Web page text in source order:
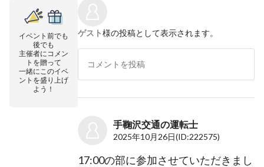
イベント前でも
後でも
主催者にコメン
トを贈って
一緒にこのイベ
ントを盛り上げ
よう！
ゲスト様の投稿として表示されます。
手鞠沢交通の運転士
2025年10月26日(ID:222575)
17:00の部に参加させていただきまし